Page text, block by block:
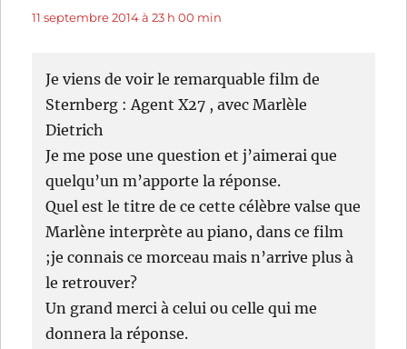
11 septembre 2014 à 23 h 00 min
Je viens de voir le remarquable film de
Sternberg : Agent X27 , avec Marlèle
Dietrich
Je me pose une question et j’aimerai que
quelqu’un m’apporte la réponse.
Quel est le titre de ce cette célèbre valse que
Marlène interprète au piano, dans ce film
;je connais ce morceau mais n’arrive plus à
le retrouver?
Un grand merci à celui ou celle qui me
donnera la réponse.